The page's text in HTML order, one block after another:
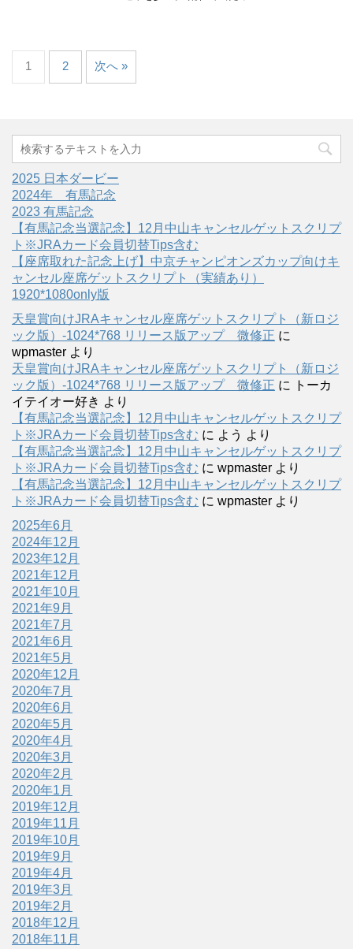
1 2 次へ »
2025 日本ダービー
2024年 有馬記念
2023 有馬記念
【有馬記念当選記念】12月中山キャンセルゲットスクリプ
ト※JRAカード会員切替Tips含む
【座席取れた記念上げ】中京チャンピオンズカップ向けキ
ャンセル座席ゲットスクリプト（実績あり）
1920*1080only版
天皇賞向けJRAキャンセル座席ゲットスクリプト（新ロジ
ック版）-1024*768 リリース版アップ 微修正 に
wpmaster より
天皇賞向けJRAキャンセル座席ゲットスクリプト（新ロジ
ック版）-1024*768 リリース版アップ 微修正 に
トーカ
イテイオー好き より
【有馬記念当選記念】12月中山キャンセルゲットスクリプ
ト※JRAカード会員切替Tips含む に よう より
【有馬記念当選記念】12月中山キャンセルゲットスクリプ
ト※JRAカード会員切替Tips含む に wpmaster より
【有馬記念当選記念】12月中山キャンセルゲットスクリプ
ト※JRAカード会員切替Tips含む に wpmaster より
2025年6月
2024年12月
2023年12月
2021年12月
2021年10月
2021年9月
2021年7月
2021年6月
2021年5月
2020年12月
2020年7月
2020年6月
2020年5月
2020年4月
2020年3月
2020年2月
2020年1月
2019年12月
2019年11月
2019年10月
2019年9月
2019年4月
2019年3月
2019年2月
2018年12月
2018年11月